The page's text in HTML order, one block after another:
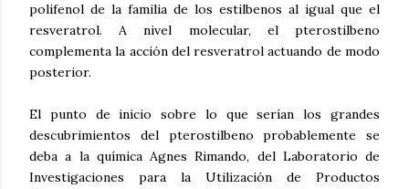
polifenol de la familia de los estilbenos al igual que el
resveratrol. A nivel molecular, el pterostilbeno
complementa la acción del resveratrol actuando de modo
posterior.
El punto de inicio sobre lo que serían los grandes
descubrimientos del pterostilbeno probablemente se
deba a la química Agnes Rimando, del Laboratorio de
Investigaciones para la Utilización de Productos